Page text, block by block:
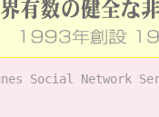
Social Network